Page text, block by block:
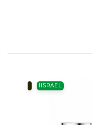
IISRAEL